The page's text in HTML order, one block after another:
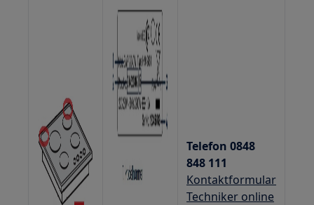
Telefon 0848
848 111
Kontaktformular
Techniker online